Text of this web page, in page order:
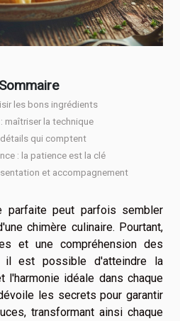
Sommaire
les bons ingrédients
maîtriser la technique
qui comptent
: la patience est la clé
et accompagnement
parfaite peut parfois sembler
chimère culinaire. Pourtant,
et une compréhension des
il est possible d'atteindre la
l'harmonie idéale dans chaque
les secrets pour garantir
transformant ainsi chaque